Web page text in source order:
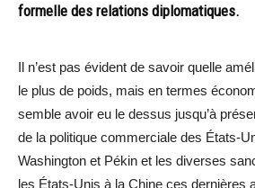
formelle des relations diplomatiques.
Il n’est pas évident de savoir quelle
le plus de poids, mais en termes
semble avoir eu le dessus jusqu’à
de la politique commerciale des États-
Washington et Pékin et les diverses
les États-Unis à la Chine ces dernières